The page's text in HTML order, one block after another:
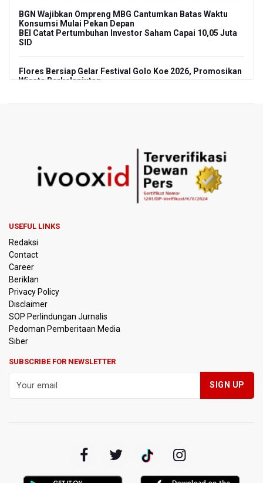
BGN Wajibkan Ompreng MBG Cantumkan Batas Waktu
Konsumsi Mulai Pekan Depan
BEI Catat Pertumbuhan Investor Saham Capai 10,05 Juta
SID
Flores Bersiap Gelar Festival Golo Koe 2026, Promosikan
Wisata Berkelanjutan
Bencana Gempa Bumi dan Tsunami di Bali
Pemprov Jabar Sediakan Knalpot Standar Gratis di Pos
Polisi saat Razia Knalpot Brong
Struktur Perekonomian Nasional
Insiden Penembakan Terjadi di Festival Budaya Lembah
Kebakaran Hutan dan Lahan Terjadi di Sejumlah Wilayah
di Sumatra, Kalimantan, dan Pulau Jawa
Kebakaran Hutan dan Lahan Meluas, TNBTS Tutup
Seluruh Akses Wisata Gunung Bromo Guna Efektifkan
Lawan Thailand
Xabi Alonso Sebut Dukungan Penggemar Chelsea
USEFUL LINKS
Redaksi
Contact
Career
Beriklan
Privacy Policy
Disclaimer
SOP Perlindungan Jurnalis
Pedoman Pemberitaan Media
Siber
SUBSCRIBE FOR NEWSLETTER